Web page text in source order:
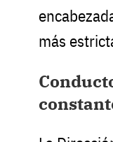
más